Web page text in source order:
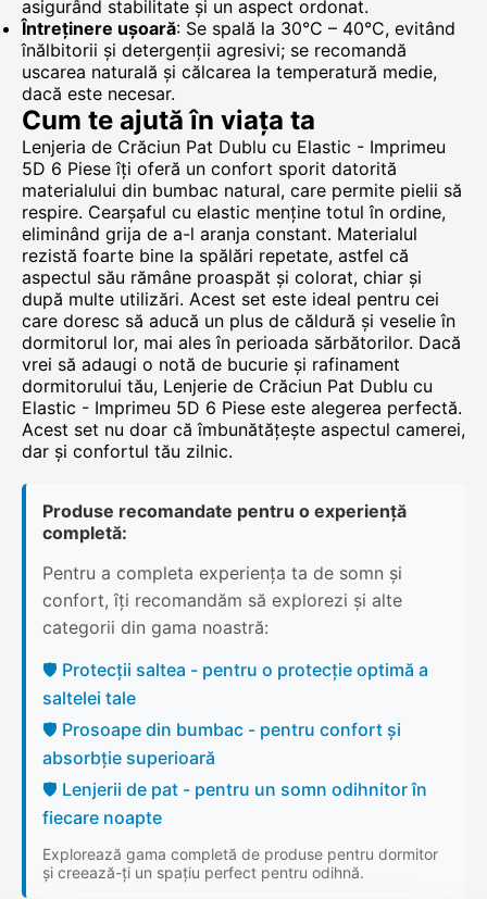
asigurând stabilitate și un aspect ordonat.
Întreținere ușoară: Se spală la 30°C – 40°C, evitând
înălbitorii și detergenții agresivi; se recomandă
uscarea naturală și călcarea la temperatură medie,
dacă este necesar.
Cum te ajută în viața ta
Lenjeria de Crăciun Pat Dublu cu Elastic - Imprimeu
5D 6 Piese îți oferă un confort sporit datorită
materialului din bumbac natural, care permite pielii să
respire. Cearșaful cu elastic menține totul în ordine,
eliminând grija de a-l aranja constant. Materialul
rezistă foarte bine la spălări repetate, astfel că
aspectul său rămâne proaspăt și colorat, chiar și
după multe utilizări. Acest set este ideal pentru cei
care doresc să aducă un plus de căldură și veselie în
dormitorul lor, mai ales în perioada sărbătorilor. Dacă
vrei să adaugi o notă de bucurie și rafinament
dormitorului tău, Lenjerie de Crăciun Pat Dublu cu
Elastic - Imprimeu 5D 6 Piese este alegerea perfectă.
Acest set nu doar că îmbunătățește aspectul camerei,
dar și confortul tău zilnic.
Produse recomandate pentru o experiență
completă:
Pentru a completa experiența ta de somn și
confort, îți recomandăm să explorezi și alte
categorii din gama noastră:
🛡️ Protecții saltea - pentru o protecție optimă a
saltelei tale
🛡️ Prosoape din bumbac - pentru confort și
absorbție superioară
🛡️ Lenjerii de pat - pentru un somn odihnitor în
fiecare noapte
Explorează gama completă de produse pentru dormitor
și creează-ți un spațiu perfect pentru odihnă.